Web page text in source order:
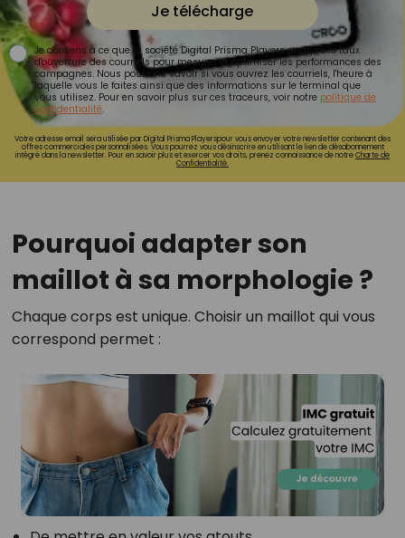
Je télécharge
Je consens à ce que la société Digital Prisma Players analyse le taux
d'ouverture des courriels pour mesurer et optimiser les performances des
campagnes. Nous pourrons savoir si vous ouvrez les courriels, l'heure à
laquelle vous le faites ainsi que des informations sur le terminal que
vous utilisez. Pour en savoir plus sur ces traceurs, voir notre politique de
confidentialité.
Votre adresse email sera utilisée par Digital Prisma Playerspour vous envoyer votre newsletter contenant des
offres commerciales personnalisées. Vous pourrez vous désinscrire en utilisant le lien de désabonnement
intégré dans la newsletter. Pour en savoir plus et exercer vos droits, prenez connaissance de notreCharte de
Confidentialité.
Pourquoi adapter son
maillot à sa morphologie ?
Chaque corps est unique. Choisir un maillot qui vous
correspond permet :